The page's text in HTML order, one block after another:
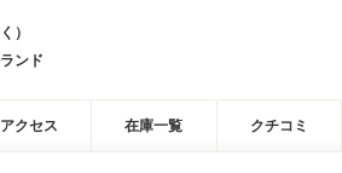
）
ンド
クセス 在庫一覧 クチコミ